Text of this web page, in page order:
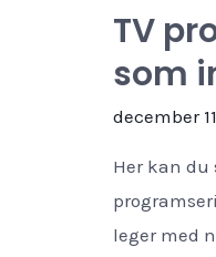
TV
som
december
Her kan du
leger med